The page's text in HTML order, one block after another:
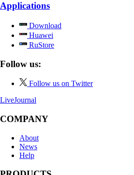
Applications
Download
Huawei
RuStore
Follow us:
Follow us on Twitter
LiveJournal
COMPANY
About
News
Help